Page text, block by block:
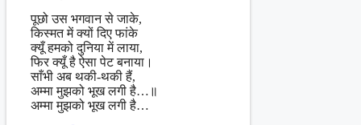
पूछो उस भगवान से जाके,
किस्मत में क्यों दिए फांके
क्यूँ हमको दुनिया में लाया,
फिर क्यूँ है ऐसा पेट बनाया।
साँभी अब थकी-थकी हैं,
अम्मा मुझको भूख लगी है…॥
अम्मा मुझको भूख लगी है…